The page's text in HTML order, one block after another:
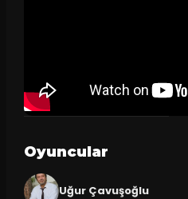
Oyuncular
Uğur Çavuşoğlu